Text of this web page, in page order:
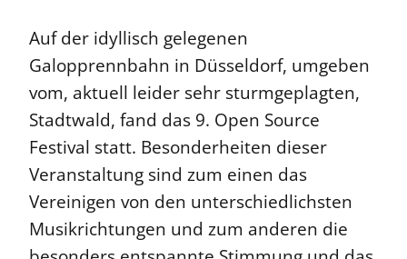
Auf der idyllisch gelegenen
Galopprennbahn in Düsseldorf, umgeben
vom, aktuell leider sehr sturmgeplagten,
Stadtwald, fand das 9. Open Source
Festival statt. Besonderheiten dieser
Veranstaltung sind zum einen das
Vereinigen von den unterschiedlichsten
Musikrichtungen und zum anderen die